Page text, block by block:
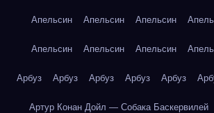
Апельсин Апельсин Апельсин
Апельсин Апельсин Апельсин
Арбуз Арбуз Арбуз Арбуз Арбуз
Артур Конан Дойл — Собака Баскервилей